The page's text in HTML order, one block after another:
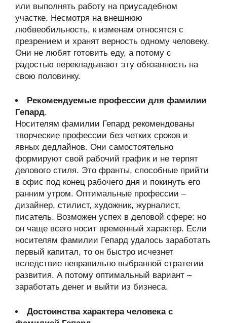
или выполнять работу на приусадебном
участке. Несмотря на внешнюю
любвеобильность, к изменам относятся с
презрением и хранят верность одному человеку.
Они не любят готовить еду, а потому с
радостью перекладывают эту обязанность на
свою половинку.
Рекомендуемые профессии для фамилии
Гепард.
Носителям фамилии Гепард рекомендованы
творческие профессии без четких сроков и
явных дедлайнов. Они самостоятельно
формируют свой рабочий график и не терпят
делового стиля. Это франты, способные прийти
в офис под конец рабочего дня и покинуть его
ранним утром. Оптимальные профессии –
дизайнер, стилист, художник, журналист,
писатель. Возможен успех в деловой сфере: но
он чаще всего носит временный характер. Если
носителям фамилии Гепард удалось заработать
первый капитал, то он быстро исчезнет
вследствие неправильно выбранной стратегии
развития. А потому оптимальный вариант –
заработать денег и выйти из бизнеса.
Достоинства характера человека с